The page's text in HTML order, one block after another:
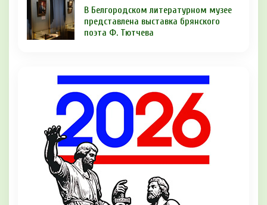
В Белгородском литературном музее
представлена выставка брянского
поэта Ф. Тютчева